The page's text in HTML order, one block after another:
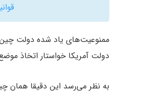
ممنوعیت‌های یاد شده دولت چین
دولت آمریکا خواستار اتخاذ
به نظر می‌رسد این دقیقا همان